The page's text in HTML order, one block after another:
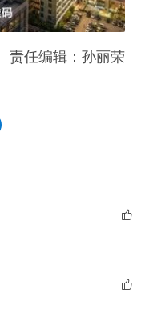
责任编辑：孙丽荣